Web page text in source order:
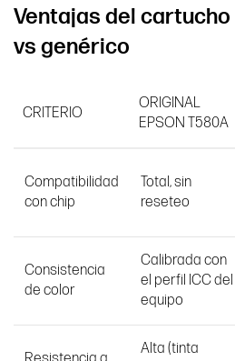
Ventajas del
vs genérico
CRITERIO
ORIGINAL
EPSON T580A
Compatibilidad
con chip
Total, sin
reseteo
Consistencia
de color
Calibrada con
el perfil ICC del
equipo
Alta (tinta